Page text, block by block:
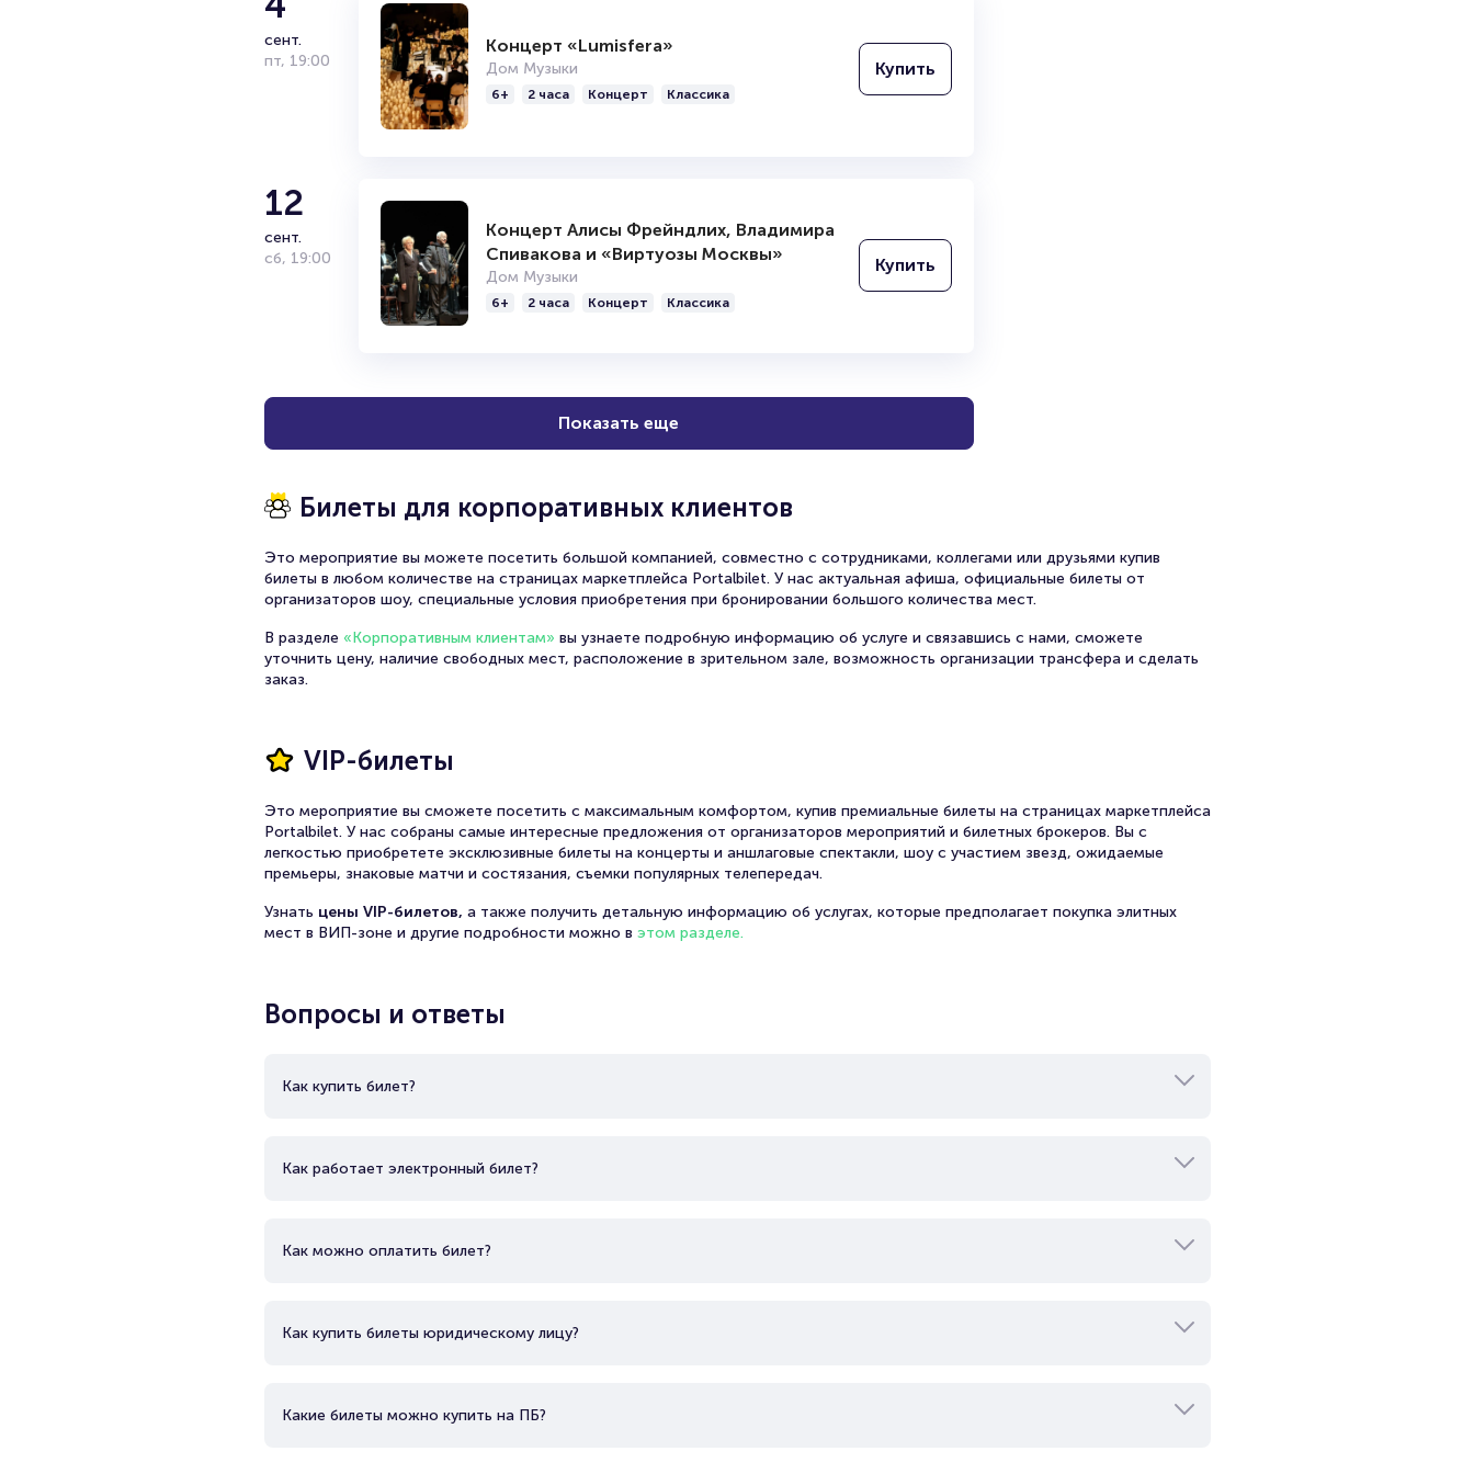
сент.
пт, 19:00
Концерт «Lumisfera»
Дом Музыки
6+ 2 часа Концерт Классика
Купить
12
сент.
сб, 19:00
Концерт Алисы Фрейндлих, Владимира
Спивакова и «Виртуозы Москвы»
Дом Музыки
6+ 2 часа Концерт Классика
Купить
Показать еще
Билеты для корпоративных клиентов
Это мероприятие вы можете посетить большой компанией, совместно с сотрудниками, коллегами или друзьями купив
билеты в любом количестве на страницах маркетплейса Portalbilet. У нас актуальная афиша, официальные билеты от
организаторов шоу, специальные условия приобретения при бронировании большого количества мест.
В разделе «Корпоративным клиентам» вы узнаете подробную информацию об услуге и связавшись с нами, сможете
уточнить цену, наличие свободных мест, расположение в зрительном зале, возможность организации трансфера и сделать
заказ.
VIP-билеты
Это мероприятие вы сможете посетить с максимальным комфортом, купив премиальные билеты на страницах маркетплейса
Portalbilet. У нас собраны самые интересные предложения от организаторов мероприятий и билетных брокеров. Вы с
легкостью приобретете эксклюзивные билеты на концерты и аншлаговые спектакли, шоу с участием звезд, ожидаемые
премьеры, знаковые матчи и состязания, съемки популярных телепередач.
Узнать цены VIP-билетов, а также получить детальную информацию об услугах, которые предполагает покупка элитных
мест в ВИП-зоне и другие подробности можно в этом разделе.
Вопросы и ответы
Как купить билет?
Как работает электронный билет?
Как можно оплатить билет?
Как купить билеты юридическому лицу?
Какие билеты можно купить на ПБ?